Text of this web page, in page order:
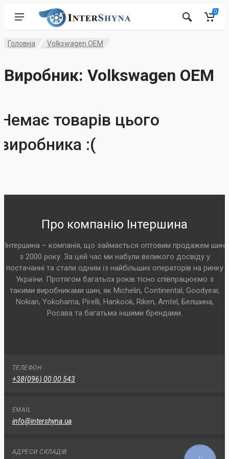
0
Головна Volkswagen OEM
Виробник: Volkswagen OEM
Немає товарів цього
виробника :(
Про компанію Інтершина
Інтершина – компанія, що займається оптовим продажем шин
з 2000 року. За цей час ми набули великого досвіду у
постачанні та стали одним із найбільших операторів на ринку
України. Протягом багатьох років тісно співпрацюємо з
такими виробниками шин, як Michelin, Continental, Goodyear,
Nokian, Yokohama, Pirelli, Hankook, Riken, Amtel, Белшина,
Росава та багатьма іншими брендами.
ТЕЛЕФОН
+38(096) 00 00 543
EMAIL
info@intershyna.ua
АДРЕСИ СКЛАДІВ